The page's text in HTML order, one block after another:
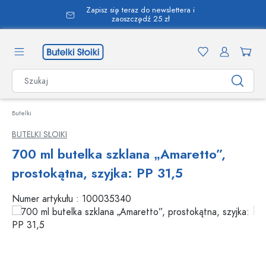
zawartości
Zapisz się teraz do newslettera i
zaoszczędź 25 zł
Butelki
BUTELKI SŁOIKI
700 ml butelka szklana „Amaretto”,
prostokątna, szyjka: PP 31,5
Numer artykułu : 100035340